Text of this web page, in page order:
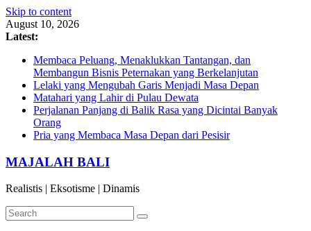
Skip to content
August 10, 2026
Latest:
Membaca Peluang, Menaklukkan Tantangan, dan
Membangun Bisnis Peternakan yang Berkelanjutan
Lelaki yang Mengubah Garis Menjadi Masa Depan
Matahari yang Lahir di Pulau Dewata
Perjalanan Panjang di Balik Rasa yang Dicintai Banyak
Orang
Pria yang Membaca Masa Depan dari Pesisir
MAJALAH BALI
Realistis | Eksotisme | Dinamis